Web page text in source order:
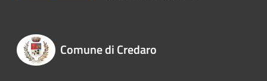
Comune di Credaro